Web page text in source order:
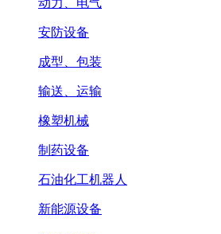
动力、电气
安防设备
成型、包装
输送、运输
橡塑机械
制药设备
石油化工机器人
新能源设备